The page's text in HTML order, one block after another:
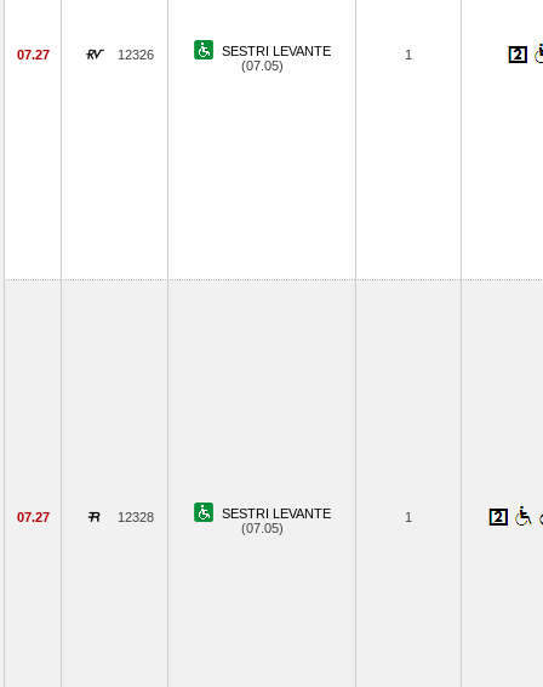
07.27 12326
SESTRI LEVANTE
(07.05)
1
07.27 12328
SESTRI LEVANTE
(07.05)
1